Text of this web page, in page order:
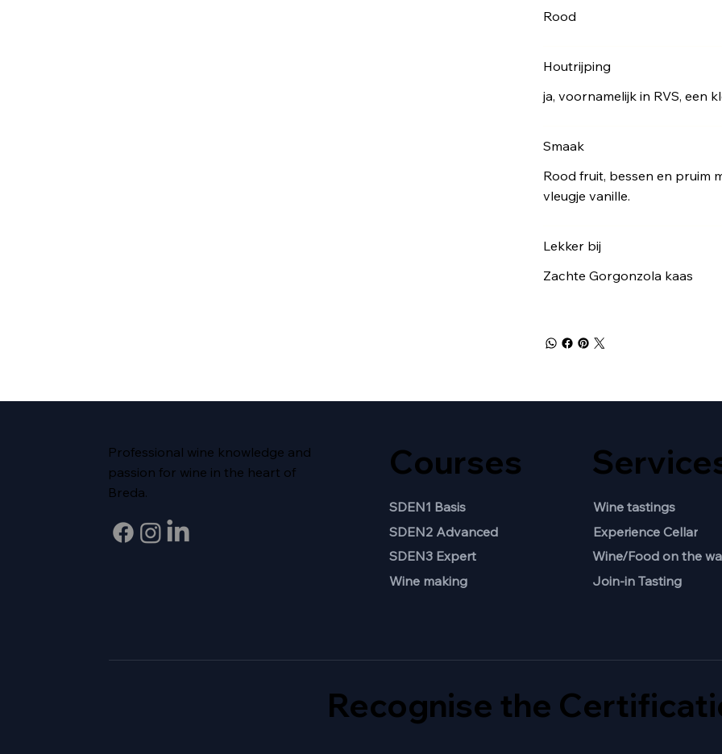
Rood
Houtrijping
ja, voornamelijk in RVS, een
Smaak
Rood fruit, bessen en pruim
vleugje vanille.
Lekker bij
Zachte Gorgonzola kaas
Professional wine knowledge and
passion for wine in the heart of
Breda.
Courses
SDEN1 Basis
SDEN2 Advanced
SDEN3 Expert
Wine making
Wine tastings
Experience Cellar
Wine/Food on the
Join-in Tasting
Recognise the